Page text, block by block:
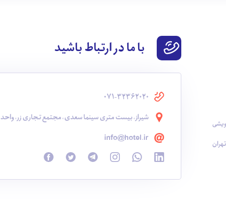
با ما در ارتباط باشید
071-32362020
شیراز، بیست متری سینما سعدی، مجتمع تجاری زر، واحد 202
info@hotel.ir